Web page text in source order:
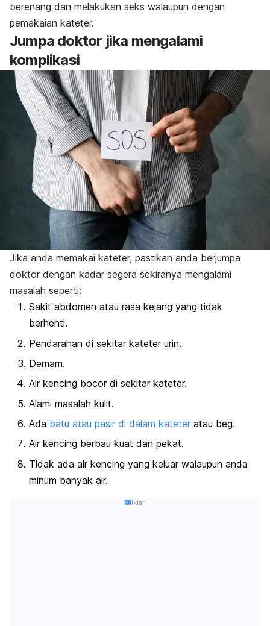
berenang dan melakukan seks walaupun dengan
pemakaian kateter.
Jumpa doktor jika mengalami
komplikasi
Jika anda memakai kateter, pastikan anda berjumpa
doktor dengan kadar segera sekiranya mengalami
masalah seperti:
Sakit abdomen atau rasa kejang yang tidak
berhenti.
Pendarahan di sekitar kateter urin.
Demam.
Air kencing bocor di sekitar kateter.
Alami masalah kulit.
Ada batu atau pasir di dalam kateter atau beg.
Air kencing berbau kuat dan pekat.
Tidak ada air kencing yang keluar walaupun anda
minum banyak air.
Iklan